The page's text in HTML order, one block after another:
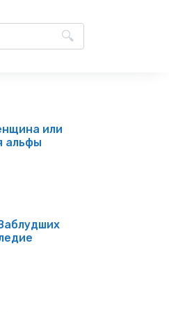
или
альфы